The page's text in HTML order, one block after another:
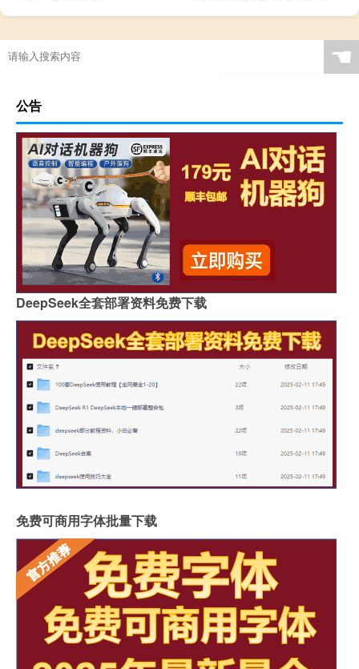
☚
公告
DeepSeek全套部署资料免费下载
免费可商用字体批量下载